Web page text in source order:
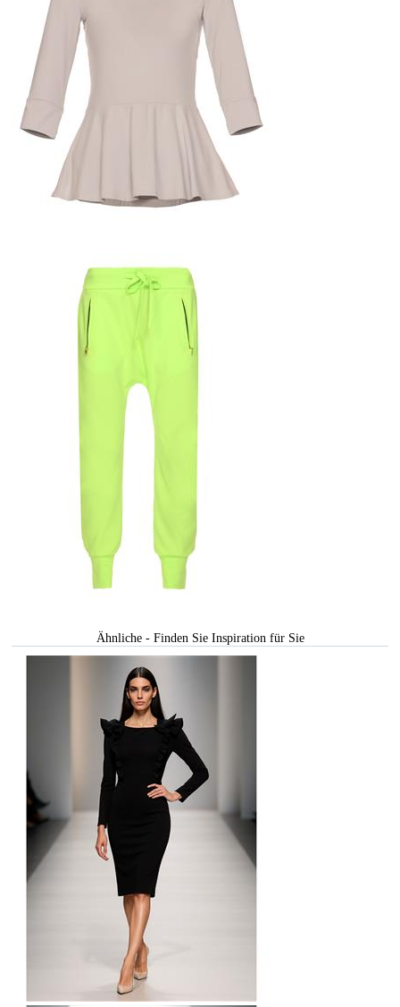
Ähnliche - Finden Sie Inspiration für Sie